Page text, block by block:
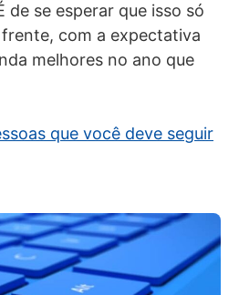
de se esperar que isso só
com a expectativa
melhores no ano que
que você deve seguir